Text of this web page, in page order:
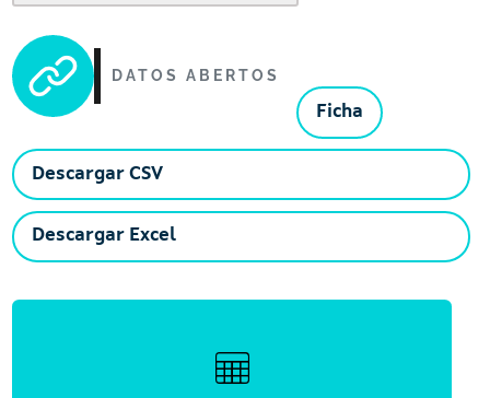
DATOS ABERTOS
Ficha
Descargar CSV
Descargar Excel